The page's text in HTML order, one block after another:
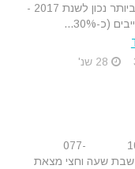
החייבים הגדול ביותר נכון לשנת 2017 -
ירושלים בית האומות ירושלים דרך חברון 101 077-
8881760 א'-ה' 8:30-23:00 ו' 8:00-15:00 שבת שעה וחצי מצאת